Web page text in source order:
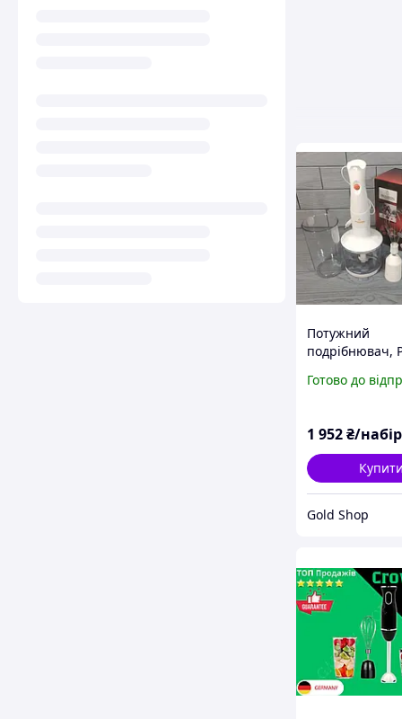
Потужний
подрібнювач,
Crownberg CB-
Блендер з
Готово до
1 952₴/набір
Купити
Gold Shop